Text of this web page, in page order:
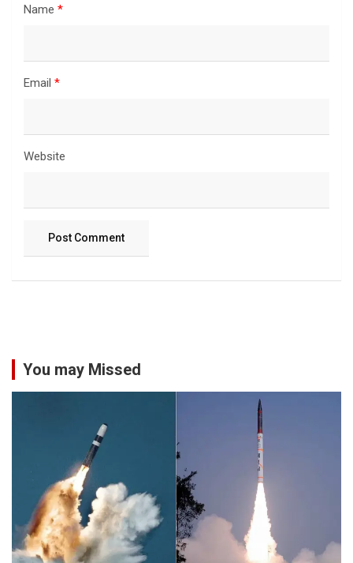
Name *
Email *
Website
You may Missed